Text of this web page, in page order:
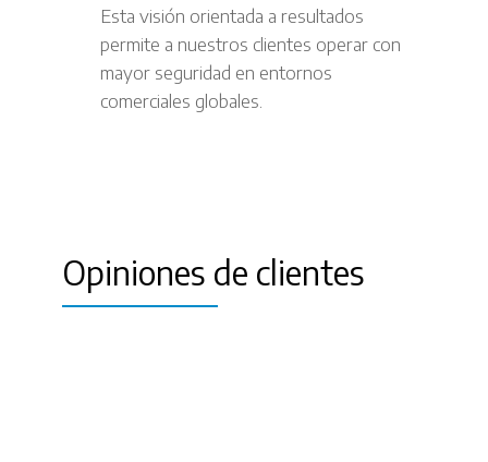
Esta visión orientada a resultados
permite a nuestros clientes operar con
mayor seguridad en entornos
comerciales globales.
Opiniones de clientes